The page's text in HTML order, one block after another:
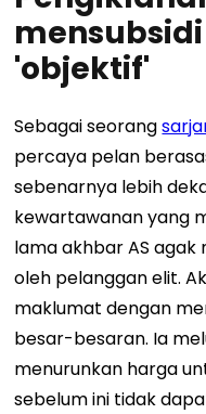
'objektif'
Sebagai seorang
percaya pelan
sebenarnya lebih
kewartawanan yang
lama akhbar AS
oleh pelanggan elit.
maklumat dengan
besar-besaran. Ia
menurunkan harga
sebelum ini tidak